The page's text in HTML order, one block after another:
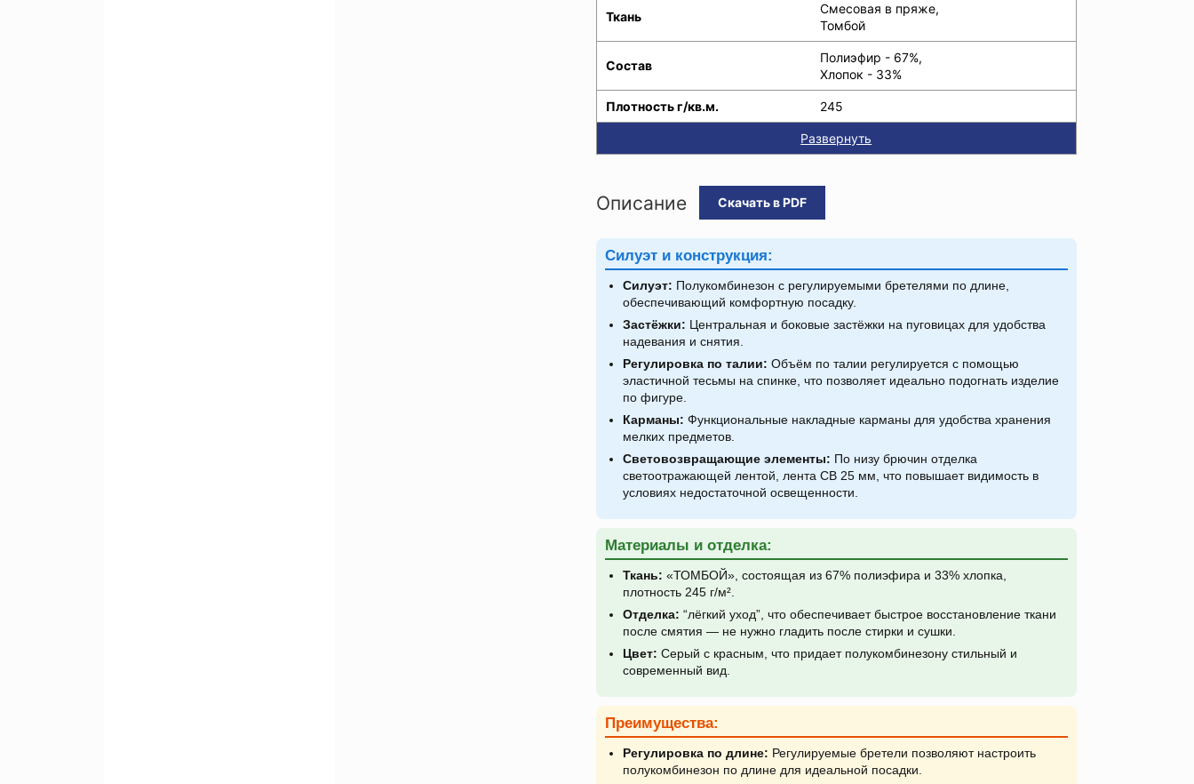
Ткань
Смесовая в пряже,
Томбой
Состав
Полиэфир - 67%,
Хлопок - 33%
Плотность г/кв.м. 245
Развернуть
Описание Скачать в PDF
Силуэт и конструкция:
Силуэт: Полукомбинезон с регулируемыми бретелями по длине,
обеспечивающий комфортную посадку.
Застёжки: Центральная и боковые застёжки на пуговицах для удобства
надевания и снятия.
Регулировка по талии: Объём по талии регулируется с помощью
эластичной тесьмы на спинке, что позволяет идеально подогнать изделие
по фигуре.
Карманы: Функциональные накладные карманы для удобства хранения
мелких предметов.
Световозвращающие элементы: По низу брючин отделка
светоотражающей лентой, лента СВ 25 мм, что повышает видимость в
условиях недостаточной освещенности.
Материалы и отделка:
Ткань: «ТОМБОЙ», состоящая из 67% полиэфира и 33% хлопка,
плотность 245 г/м².
Отделка: “лёгкий уход”, что обеспечивает быстрое восстановление ткани
после смятия — не нужно гладить после стирки и сушки.
Цвет: Серый с красным, что придает полукомбинезону стильный и
современный вид.
Преимущества:
Регулировка по длине: Регулируемые бретели позволяют настроить
полукомбинезон по длине для идеальной посадки.